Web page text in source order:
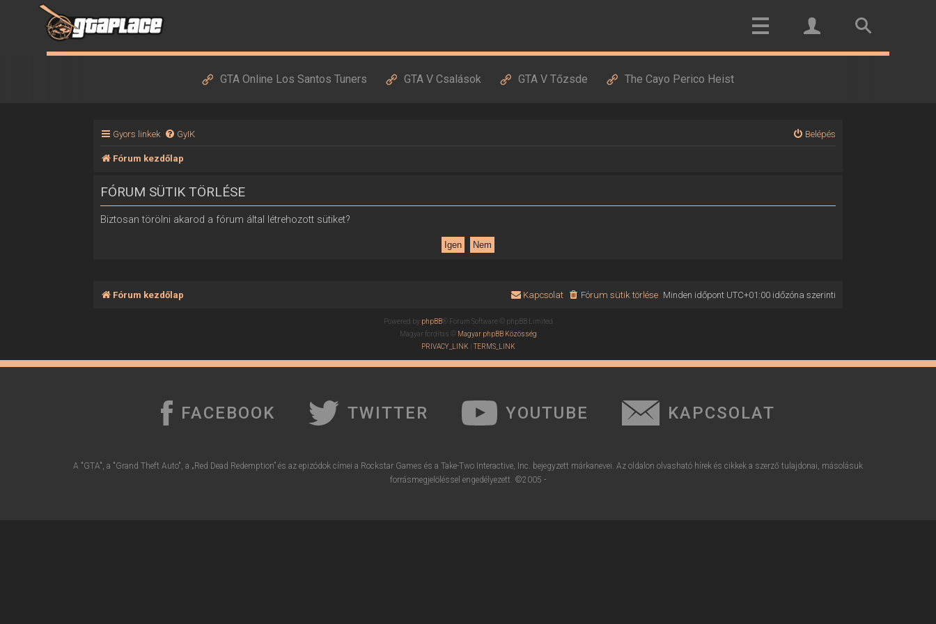
GTA Online Los Santos Tuners GTA V Csalások GTA V Tőzsde The Cayo Perico Heist
Gyors linkek GyIK Belépés
Fórum kezdőlap
FÓRUM SÜTIK TÖRLÉSE
Biztosan törölni akarod a fórum által létrehozott sütiket?
Fórum kezdőlap Minden időpont UTC+01:00időzóna szerinti
Fórum sütik törlése
Kapcsolat
Powered by phpBB® Forum Software © phpBB Limited
Magyar fordítás © Magyar phpBB Közösség
PRIVACY_LINK |TERMS_LINK
FACEBOOK TWITTER YOUTUBE KAPCSOLAT
A "GTA", a "Grand Theft Auto", a „Red Dead Redemption” és az epizódok címei a Rockstar Games és a Take-Two Interactive, Inc. bejegyzett márkanevei. Az oldalon olvasható hírek és cikkek a szerző tulajdonai, másolásuk
forrásmegjelöléssel engedélyezett. ©2005 -